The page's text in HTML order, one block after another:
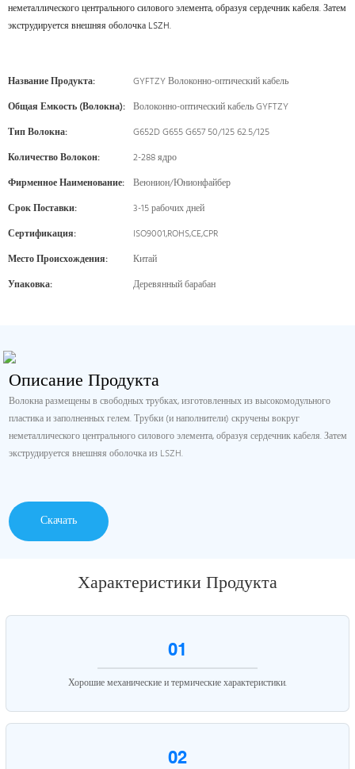
неметаллического центрального силового элемента, образуя сердечник кабеля. Затем
экструдируется внешняя оболочка LSZH.
Название Продукта:
GYFTZY Волоконно-оптический кабель
Общая Емкость (волокна): Волоконно-оптический кабель GYFTZY
Тип Волокна:
G652D G655 G657 50/125 62.5/125
Количество Волокон:
2-288 ядро
Фирменное Наименование: Веюнион/Юнионфайбер
Срок Поставки:
3-15 рабочих дней
Сертификация:
ISO9001,ROHS,CE,CPR
Место Происхождения:
Китай
Упаковка:
Деревянный барабан
Описание Продукта
Волокна размещены в свободных трубках, изготовленных из высокомодульного
пластика и заполненных гелем. Трубки (и наполнители) скручены вокруг
неметаллического центрального силового элемента, образуя сердечник кабеля. Затем
экструдируется внешняя оболочка из LSZH.
Скачать
Характеристики Продукта
01
Хорошие механические и термические характеристики.
02